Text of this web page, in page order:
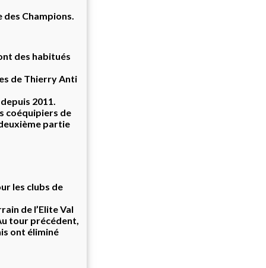
des Champions.
des habitués
de Thierry Anti
2011.
coéquipiers de
partie
les clubs de
de l’Elite Val
tour précédent,
ont éliminé